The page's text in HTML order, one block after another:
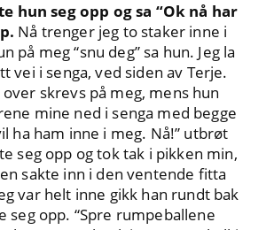
hun seg opp og sa “Ok nå har
Nå trenger jeg to staker inne i
på meg “snu deg” sa hun. Jeg la
vei i senga, ved siden av Terje.
skrevs på meg, mens hun
mine ned i senga med begge
ha ham inne i meg. Nå!” utbrøt
seg opp og tok tak i pikken min,
sakte inn i den ventende fitta
var helt inne gikk han rundt bak
seg opp. “Spre rumpeballene